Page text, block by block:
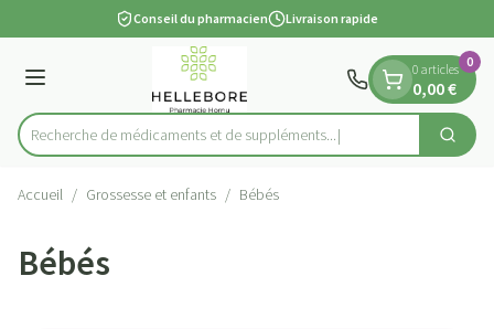
1 de 1 Conseil du pharmacien Livraison rapide
Menu
Rechercher
Recherche de médicaments et
0 articles
0,00 €
0
Accueil / Grossesse et enfants / Bébés
Bébés